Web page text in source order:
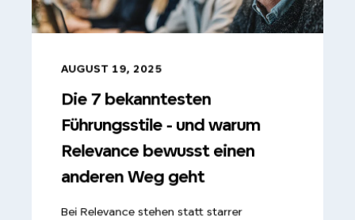
AUGUST 19, 2025
Die 7 bekanntesten
Führungsstile - und warum
Relevance bewusst einen
anderen Weg geht
Bei Relevance stehen statt starrer